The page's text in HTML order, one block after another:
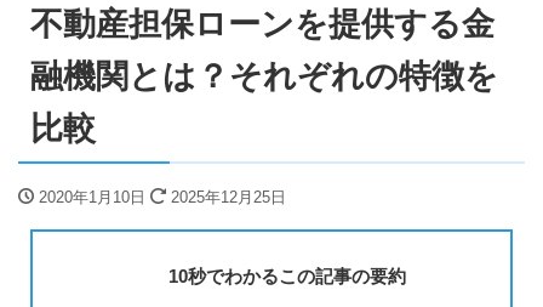
不動産担保ローンを提供する金
融機関とは？それぞれの特徴を
比較
2020年1月10日 2025年12月25日
10秒でわかるこの記事の要約